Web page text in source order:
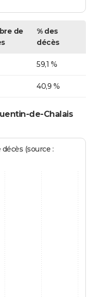
de
% des
décès
59,1 %
40,9 %
de-Chalais
(source :